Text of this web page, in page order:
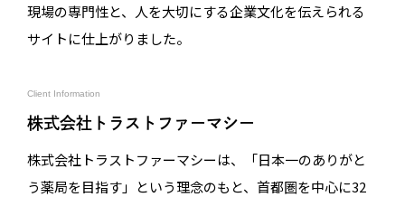
現場の専門性と、人を大切にする企業文化を伝えられる
サイトに仕上がりました。
Client Information
株式会社トラストファーマシー
株式会社トラストファーマシーは、「日本一のありがと
う薬局を目指す」という理念のもと、首都圏を中心に32